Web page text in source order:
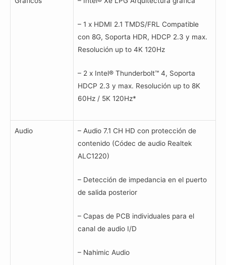
– 1 x HDMI 2.1 TMDS/FRL Compatible
con 8G, Soporta HDR, HDCP 2.3 y max.
Resolución up to 4K 120Hz
– 2 x Intel® Thunderbolt™ 4, Soporta
HDCP 2.3 y max. Resolución up to 8K
60Hz / 5K 120Hz*
Audio
– Audio 7.1 CH HD con protección de
contenido (Códec de audio Realtek
ALC1220)
– Detección de impedancia en el puerto
de salida posterior
– Capas de PCB individuales para el
canal de audio I/D
– Nahimic Audio